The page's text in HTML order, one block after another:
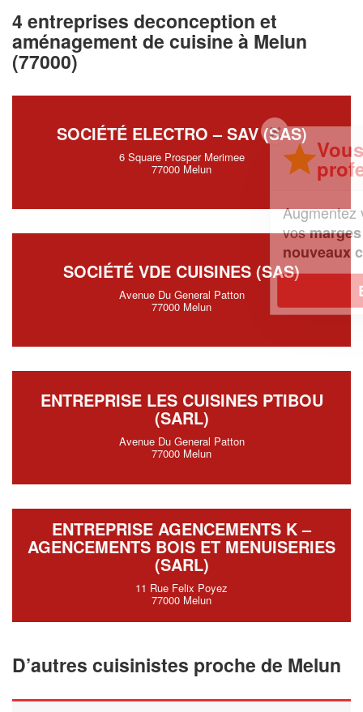
4 entreprises deconception et
aménagement de cuisine à Melun
(77000)
SOCIÉTÉ ELECTRO – SAV (SAS)
6 Square Prosper Merimee
77000 Melun
SOCIÉTÉ VDE CUISINES (SAS)
Avenue Du General Patton
77000 Melun
ENTREPRISE LES CUISINES PTIBOU
(SARL)
Avenue Du General Patton
77000 Melun
ENTREPRISE AGENCEMENTS K –
AGENCEMENTS BOIS ET MENUISERIES
(SARL)
11 Rue Felix Poyez
77000 Melun
D’autres cuisinistes proche de Melun
✕
Vous êtes un
professionnel ?
Augmentez votrechiffre d'affaireset
vosmargestout en gagnant de
En savoir plus